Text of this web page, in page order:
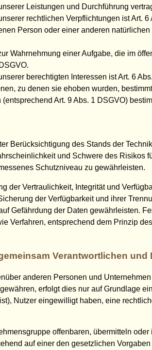
Leistungen und Durchführung
rechtlichen Verpflichtungen ist Art. 6
Person oder einer anderen
Wahrnehmung einer Aufgabe, die im
berechtigten Interessen ist Art. 6
zu denen sie ehoben wurden,
Art. 9 Abs. 1 DSGVO)
Berücksichtigung des Stands der
und Schwere des Risikos
Schutzniveau zu gewährleisten.
der Vertraulichkeit, Integrität und
der Verfügbarkeit und ihrer
Gefährdung der Daten gewährleisten.
Verfahren, entsprechend dem Prinzip
Verantwortlichen und
anderen Personen und
erfolgt dies nur auf Grundlage
Nutzer eingewilligt haben, eine
offenbaren, übermitteln
auf einer den gesetzlichen